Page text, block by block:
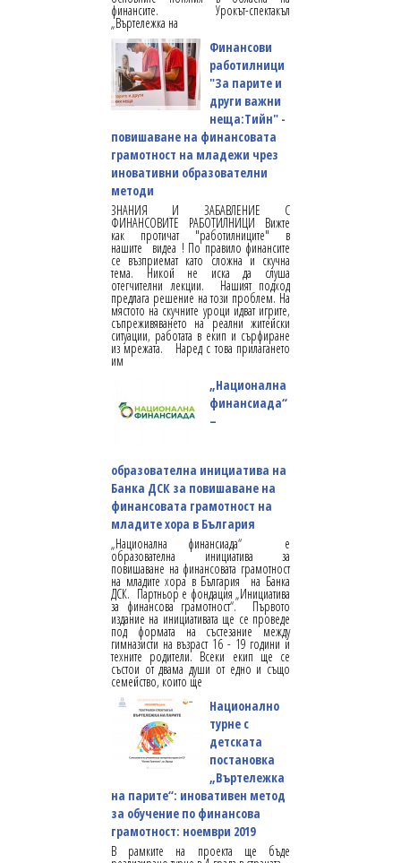
финансите. Урокът-спектакъл
„Въртележка на
Финансови
работилници
"За парите и
други важни
неща:Тийн" -
повишаване на финансовата
грамотност на младежи чрез
иновативни образователни
методи
ЗНАНИЯ И ЗАБАВЛЕНИЕ С
ФИНАНСОВИТЕ РАБОТИЛНИЦИ Вижте
как протичат "работилниците" в
нашите видеа ! По правило финансите
се възприемат като сложна и скучна
тема. Никой не иска да слуша
отегчителни лекции. Нашият подход
предлага решение на този проблем. На
мястото на скучните уроци идват игрите,
съпреживяването на реални житейски
ситуации, работата в екип и сърфиране
из мрежата. Наред с това прилагането
им
„Национална
финансиада“
–
образователна инициатива на
Банка ДСК за повишаване на
финансовата грамотност на
младите хора в България
„Национална финансиада“ e
образователна инициатива за
повишаване на финансовата грамотност
на младите хора в България на Банка
ДСК. Партньор е фондация „Инициатива
за финансова грамотност“. Първото
издание на инициативата ще се проведе
под формата на състезание между
гимназисти на възраст 16 - 19 години и
техните родители. Всеки екип ще се
състои от двама души от едно и също
семейство, които ще
Национално
турне с
детската
постановка
„Въртележка
на парите“: иновативен метод
за обучение по финансова
грамотност: ноември 2019
В рамките на проекта ще бъде